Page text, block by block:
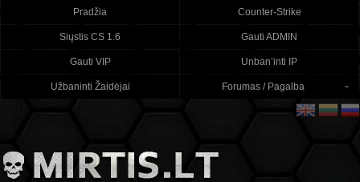
Pradžia Counter-Strike
Siųstis CS 1.6 Gauti ADMIN
Gauti VIP Unban’inti IP
Užbaninti Žaidėjai Forumas / Pagalba